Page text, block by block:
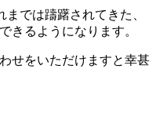
では躊躇されてきた、
きるようになります。
せをいただけますと幸甚